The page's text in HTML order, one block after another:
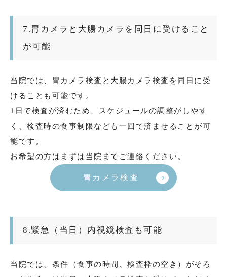
7.胃カメラと大腸カメラを同日に受けること
が可能
当院では、胃カメラ検査と大腸カメラ検査を同日に受
けることも可能です。
1日で検査が済むため、スケジュールの調整がしやす
く、検査時の食事制限なども一回で済ませることが可
能です。
お希望の方はまずは当院までご連絡ください。
胃カメラ検査
8.緊急（当日）内視鏡検査も可能
当院では、条件（食事の時間、検査枠の空き）がそろ